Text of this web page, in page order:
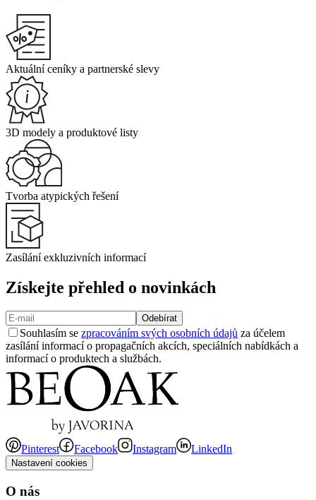
Aktuální ceníky a partnerské slevy
3D modely a produktové listy
Tvorba atypických řešení
Zasílání exkluzivních informací
Získejte přehled o novinkách
Odebírat
Souhlasím se zpracováním svých osobních údajů za účelem
zasílání informací o propagačních akcích, speciálních nabídkách a
informací o produktech a službách.
Pinterest Facebook Instagram LinkedIn
Nastavení cookies
O nás